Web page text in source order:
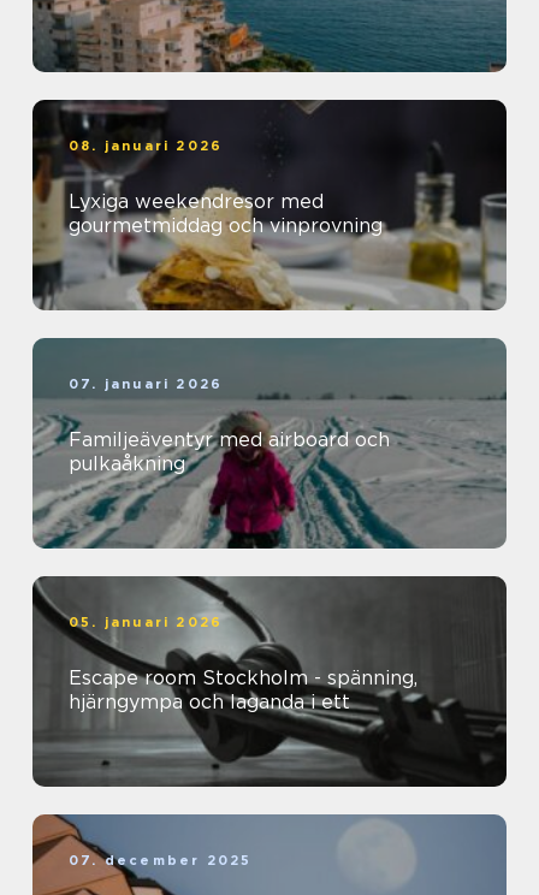
08. januari 2026
Lyxiga weekendresor med
gourmetmiddag och vinprovning
07. januari 2026
Familjeäventyr med airboard och
pulkaåkning
05. januari 2026
Escape room Stockholm - spänning,
hjärngympa och laganda i ett
07. december 2025